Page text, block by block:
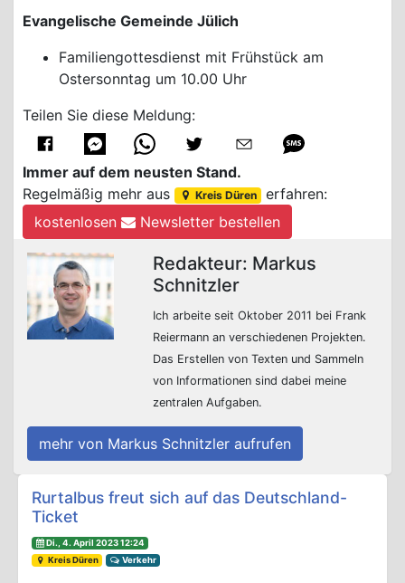
Evangelische Gemeinde Jülich
Familiengottesdienst mit Frühstück am
Ostersonntag um 10.00 Uhr
Teilen Sie diese Meldung:
Immer auf dem neusten Stand.
Regelmäßig mehr aus
Kreis Düren
erfahren:
kostenlosen
Newsletter bestellen
Redakteur: Markus
Schnitzler
Ich arbeite seit Oktober 2011 bei Frank
Reiermann an verschiedenen Projekten.
Das Erstellen von Texten und Sammeln
von Informationen sind dabei meine
zentralen Aufgaben.
mehr von Markus Schnitzler aufrufen
Beitrags-Navigation
Rurtalbus freut sich auf das Deutschland-
Ticket
Di., 4. April 2023 12:24
Kreis Düren
Verkehr